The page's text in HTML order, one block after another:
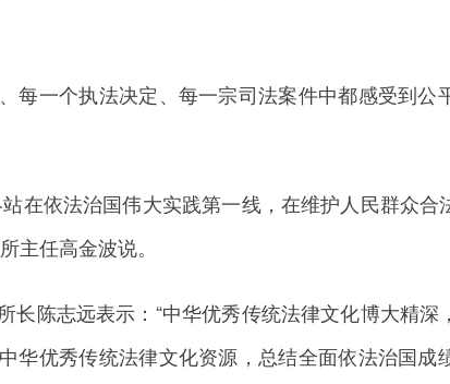
一个执法决定、每一宗司法案件中都感受到公
依法治国伟大实践第一线，在维护人民群众合
主任高金波说。
陈志远表示：“中华优秀传统法律文化博大精深
华优秀传统法律文化资源，总结全面依法治国成